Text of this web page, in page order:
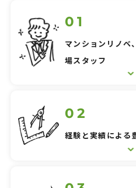
Service
サービス
Renovation（Reform）
マンションリノベーション(リフォーム)
Support
アフターフォローと安心サポート
マンションリノベ
場スタッフ
経験と実績による